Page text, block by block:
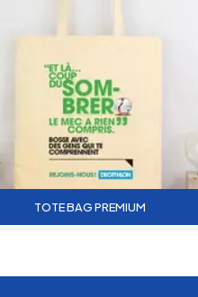
TOTE BAG PREMIUM